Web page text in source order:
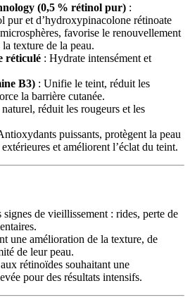
(0,5 % rétinol pur) :
pur et d’hydroxypinacolone rétinoate
favorise le renouvellement
texture de la peau.
réticulé : Hydrate intensément et
B3) : Unifie le teint, réduit les
la barrière cutanée.
réduit les rougeurs et les
puissants, protègent la peau
et améliorent l’éclat du teint.
signes de vieillissement : rides, perte de
une amélioration de la texture, de
de leur peau.
rétinoïdes souhaitant une
pour des résultats intensifs.